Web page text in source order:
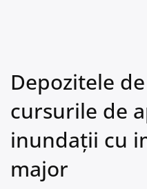
Depozitele
cursurile de
inundații cu
major